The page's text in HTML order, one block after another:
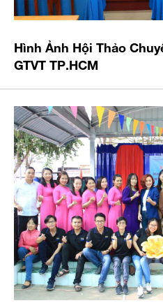
Hình Ảnh Hội Thảo
GTVT TP.HCM